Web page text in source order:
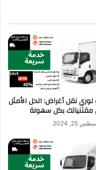
نقل أغراض: الحل الأمثل
مقتنياتك بكل سهولة
25, 2024